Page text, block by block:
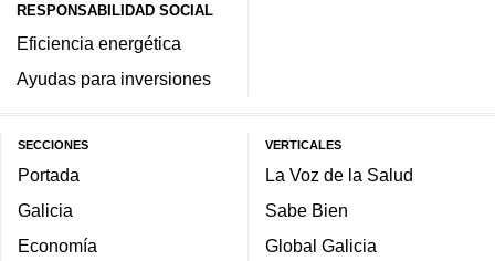
RESPONSABILIDAD SOCIAL
Eficiencia energética
Ayudas para inversiones
SECCIONES
Portada
Galicia
Economía
VERTICALES
La Voz de la Salud
Sabe Bien
Global Galicia